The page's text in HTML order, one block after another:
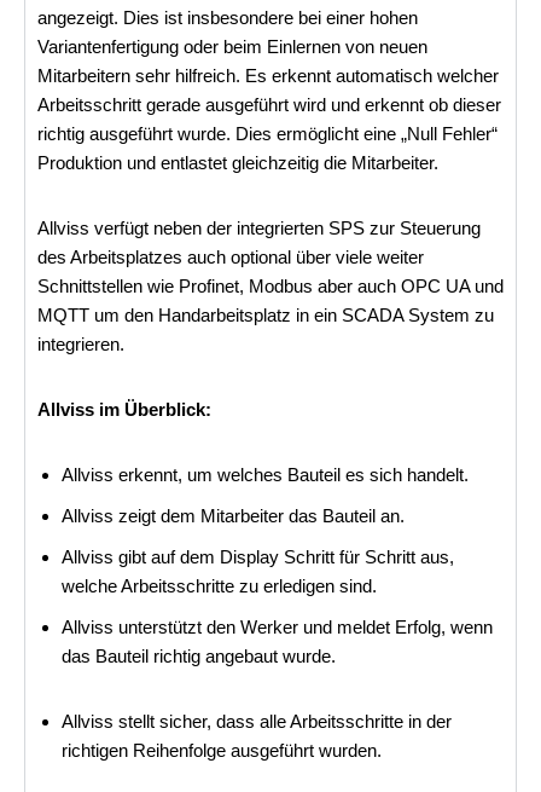
angezeigt. Dies ist insbesondere bei einer hohen
Variantenfertigung oder beim Einlernen von neuen
Mitarbeitern sehr hilfreich. Es erkennt automatisch welcher
Arbeitsschritt gerade ausgeführt wird und erkennt ob dieser
richtig ausgeführt wurde. Dies ermöglicht eine „Null Fehler“
Produktion und entlastet gleichzeitig die Mitarbeiter.
Allviss verfügt neben der integrierten SPS zur Steuerung
des Arbeitsplatzes auch optional über viele weiter
Schnittstellen wie Profinet, Modbus aber auch OPC UA und
MQTT um den Handarbeitsplatz in ein SCADA System zu
integrieren.
Allviss im Überblick:
Allviss erkennt, um welches Bauteil es sich handelt.
Allviss zeigt dem Mitarbeiter das Bauteil an.
Allviss gibt auf dem Display Schritt für Schritt aus,
welche Arbeitsschritte zu erledigen sind.
Allviss unterstützt den Werker und meldet Erfolg, wenn
das Bauteil richtig angebaut wurde.
Allviss stellt sicher, dass alle Arbeitsschritte in der
richtigen Reihenfolge ausgeführt wurden.